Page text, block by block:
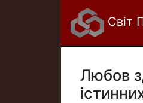
Світ
Любов